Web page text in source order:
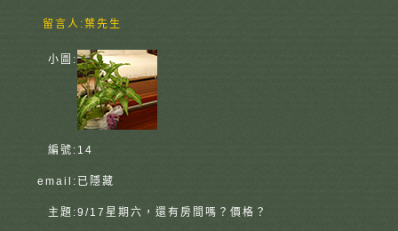
留言人:葉先生
小圖:
編號: 14
email: 已隱藏
主題:9/17星期六，還有房間嗎？價格？